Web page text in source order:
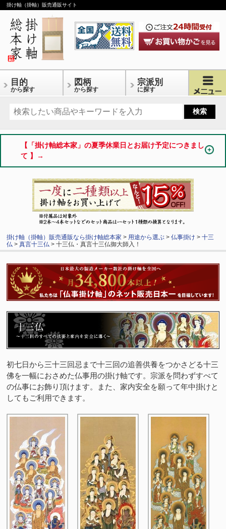
掛け軸（掛軸）販売通販サイト
目的
から探す
図柄
から探す
宗派別
に探す
【「掛け軸総本家」の夏季休業日とお届け予定につきまし
て 】→
掛け軸（掛軸）販売通販なら掛け軸総本家 > 用途から選ぶ >仏事掛け >十三
仏 >真言十三仏 > 十三仏・真言十三仏御大師入！
初七日から三十三回忌まで十三回の追善供養をつかさどる十三
佛を一幅におさめた仏事用の掛け軸です。宗派を問わずすべて
の仏事にお飾り頂けます。また、家内安全を願って年中掛けと
してもご利用できます。